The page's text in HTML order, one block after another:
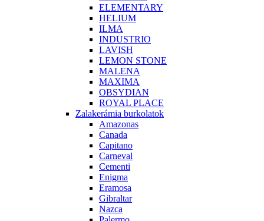
ELEMENTARY
HELIUM
ILMA
INDUSTRIO
LAVISH
LEMON STONE
MALENA
MAXIMA
OBSYDIAN
ROYAL PLACE
Zalakerámia burkolatok
Amazonas
Canada
Capitano
Carneval
Cementi
Enigma
Eramosa
Gibraltar
Nazca